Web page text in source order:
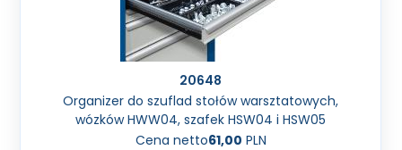
20648
Organizer do szuflad stołów warsztatowych,
wózków HWW04, szafek HSW04 i HSW05
Cena netto61,00 PLN